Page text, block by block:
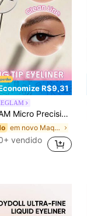
R$9,31
Delineador Marca De Beleza CosméTicos Maquiagem Para Mulheres E Meninas
em novo Maquiagem para os olhos
vendido